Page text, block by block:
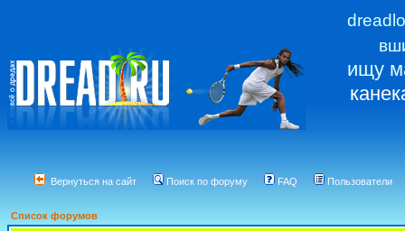
ищу
Вернуться на сайт Поиск по форуму FAQ Пользователи
Список форумов